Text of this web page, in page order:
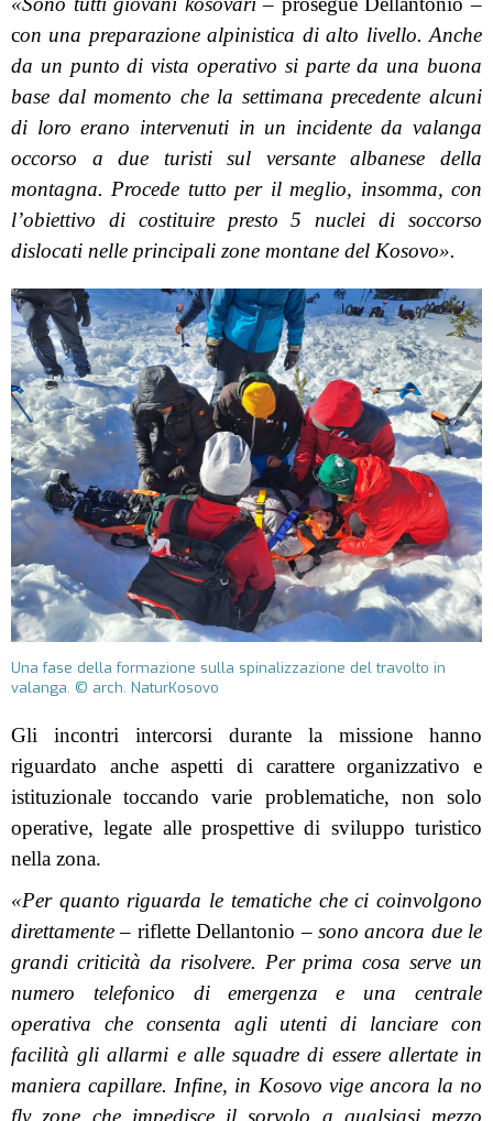
con una preparazione alpinistica di alto livello. Anche
da un punto di vista operativo si parte da una buona
base dal momento che la settimana precedente alcuni
di loro erano intervenuti in un incidente da valanga
occorso a due turisti sul versante albanese della
montagna. Procede tutto per il meglio, insomma, con
l’obiettivo di costituire presto 5 nuclei di soccorso
dislocati nelle principali zone montane del Kosovo».
Una fase della formazione sulla spinalizzazione del travolto in
valanga. © arch. NaturKosovo
Gli incontri intercorsi durante la missione hanno
riguardato anche aspetti di carattere organizzativo e
istituzionale toccando varie problematiche, non solo
operative, legate alle prospettive di sviluppo turistico
nella zona.
«Per quanto riguarda le tematiche che ci coinvolgono
direttamente– riflette Dellantonio – sono ancora due le
grandi criticità da risolvere. Per prima cosa serve un
numero telefonico di emergenza e una centrale
operativa che consenta agli utenti di lanciare con
facilità gli allarmi e alle squadre di essere allertate in
maniera capillare. Infine, in Kosovo vige ancora la no